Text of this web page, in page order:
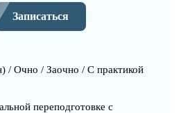
Записаться
/ Очно / Заочно / С практикой
переподготовке с